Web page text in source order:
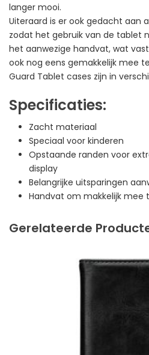
langer mooi.
Uiteraard is er ook gedacht aan
zodat het gebruik van de tablet
het aanwezige handvat, wat
ook nog eens gemakkelijk mee
Guard Tablet cases zijn in
Specificaties:
Zacht materiaal
Speciaal voor kinderen
Opstaande randen voor
display
Belangrijke uitsparingen
Handvat om makkelijk mee
Gerelateerde